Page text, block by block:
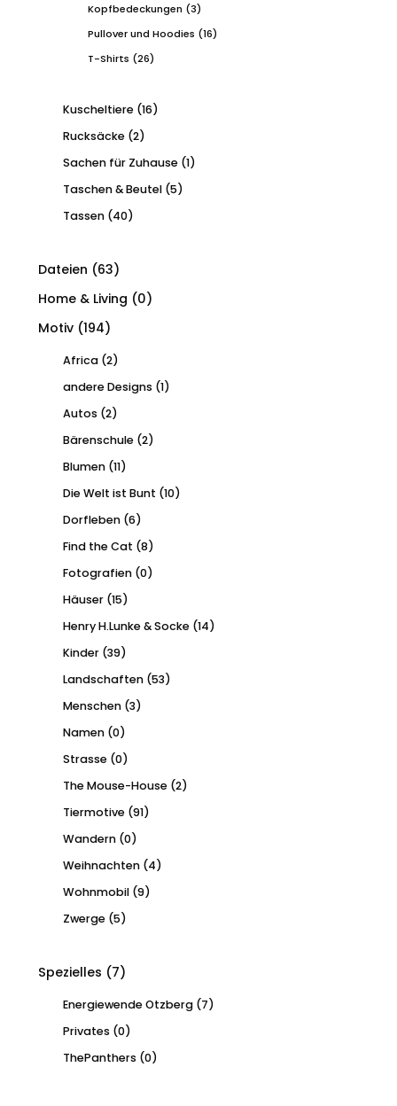
Kopfbedeckungen (3)
Pullover und Hoodies (16)
T-Shirts (26)
Kuscheltiere (16)
Rucksäcke (2)
Sachen für Zuhause (1)
Taschen & Beutel (5)
Tassen (40)
Dateien (63)
Home & Living (0)
Motiv (194)
Africa (2)
andere Designs (1)
Autos (2)
Bärenschule (2)
Blumen (11)
Die Welt ist Bunt (10)
Dorfleben (6)
Find the Cat (8)
Fotografien (0)
Häuser (15)
Henry H.Lunke & Socke (14)
Kinder (39)
Landschaften (53)
Menschen (3)
Namen (0)
Strasse (0)
The Mouse-House (2)
Tiermotive (91)
Wandern (0)
Weihnachten (4)
Wohnmobil (9)
Zwerge (5)
Spezielles (7)
Energiewende Otzberg (7)
Privates (0)
ThePanthers (0)